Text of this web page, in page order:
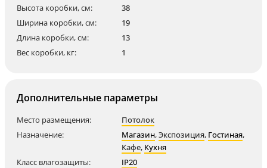
Высота коробки, см:
38
Ширина коробки, см:
19
Длина коробки, см:
13
Вес коробки, кг:
1
Дополнительные параметры
Место размещения:
Потолок
Назначение:
Магазин,Экспозиция, Гостиная,
Кафе, Кухня
Класс влагозащиты:
IP20